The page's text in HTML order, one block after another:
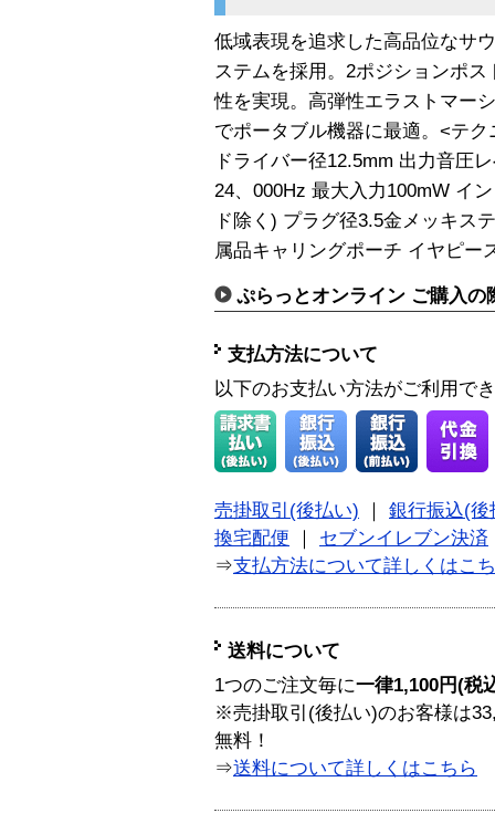
低域表現を追求した高品位なサ
ステムを採用。2ポジションポ
性を実現。高弾性エラストマー
でポータブル機器に最適。<テ
ドライバー径12.5mm 出力音圧
24、000Hz 最大入力100mW イ
ド除く) プラグ径3.5金メッキス
属品キャリングポーチ イヤピー
ぷらっとオンライン ご購入の
支払方法について
以下のお支払い方法がご利用で
売掛取引(後払い)
銀行振込(後
換宅配便
セブンイレブン決済
⇒支払方法について詳しくはこ
送料について
1つのご注文毎に一律1,100円(税
※売掛取引(後払い)のお客様は
無料！
⇒送料について詳しくはこちら